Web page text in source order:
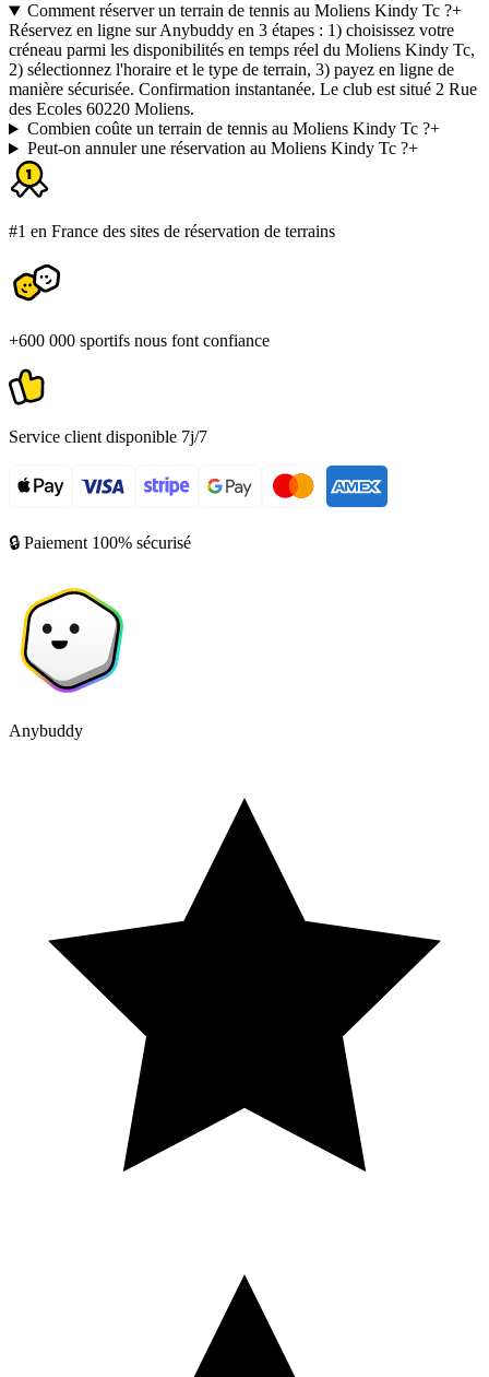
Comment réserver un terrain de tennis au Moliens Kindy Tc ?+
Réservez en ligne sur Anybuddy en 3 étapes : 1) choisissez votre
créneau parmi les disponibilités en temps réel du Moliens Kindy Tc,
2) sélectionnez l'horaire et le type de terrain, 3) payez en ligne de
manière sécurisée. Confirmation instantanée. Le club est situé 2 Rue
des Ecoles 60220 Moliens.
Combien coûte un terrain de tennis au Moliens Kindy Tc ?+
Peut-on annuler une réservation au Moliens Kindy Tc ?+
#1 en France des sites de réservation de terrains
+600 000 sportifs nous font confiance
Service client disponible 7j/7
🔒 Paiement 100% sécurisé
Anybuddy